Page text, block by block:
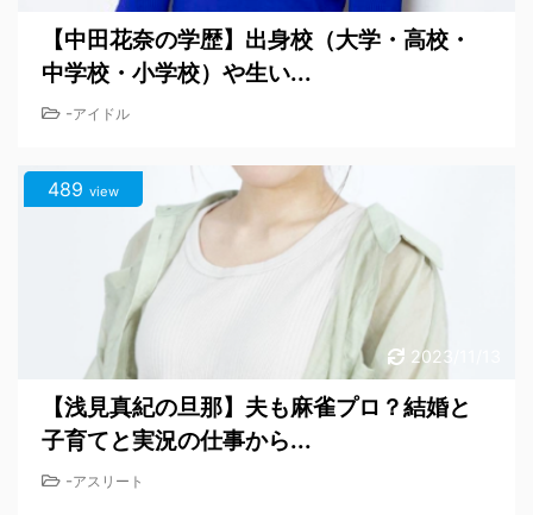
【中田花奈の学歴】出身校（大学・高校・
中学校・小学校）や生い...
-アイドル
2023/11/13
489 view
【浅見真紀の旦那】夫も麻雀プロ？結婚と
子育てと実況の仕事から...
-アスリート